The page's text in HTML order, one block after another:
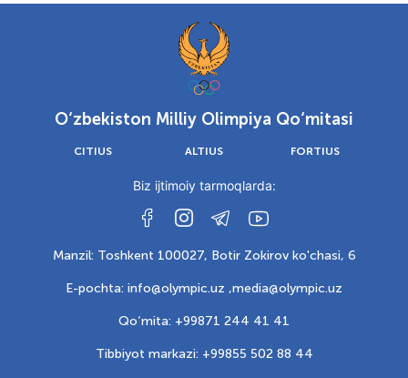
O‘zbekiston Milliy Olimpiya Qo‘mitasi
CITIUS ALTIUS FORTIUS
Biz ijtimoiy tarmoqlarda:
Manzil: Toshkent 100027, Botir Zokirov ko'chasi, 6
E-pochta: info@olympic.uz ,media@olympic.uz
Qo‘mita: +99871 244 41 41
Tibbiyot markazi: +99855 502 88 44